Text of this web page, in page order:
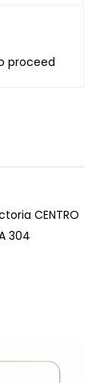
proceed
CENTRO
304